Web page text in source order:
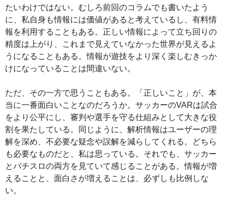
たいわけではない。むしろ前回のコラムでも書いたよう
に、私自身も情報には価値があると考えているし、有料情
報を利用することもある。正しい情報によって立ち回りの
精度は上がり、これまで見えていなかった世界が見えるよ
うになることもある。情報が遊技をより深く楽しむきっか
けになっていることは間違いない。
ただ、その一方で思うこともある。「正しいこと」が、本
当に一番面白いことなのだろうか。サッカーのVARは試合
をより公平にし、審判や選手を守る仕組みとして大きな役
割を果たしている。同じように、解析情報はユーザーの理
解を深め、不必要な疑念や誤解を減らしてくれる。どちら
も必要なものだと、私は思っている。それでも、サッカー
とパチスロの両方を見ていて感じることがある。情報が増
えることと、面白さが増えることは、必ずしも比例しな
い。